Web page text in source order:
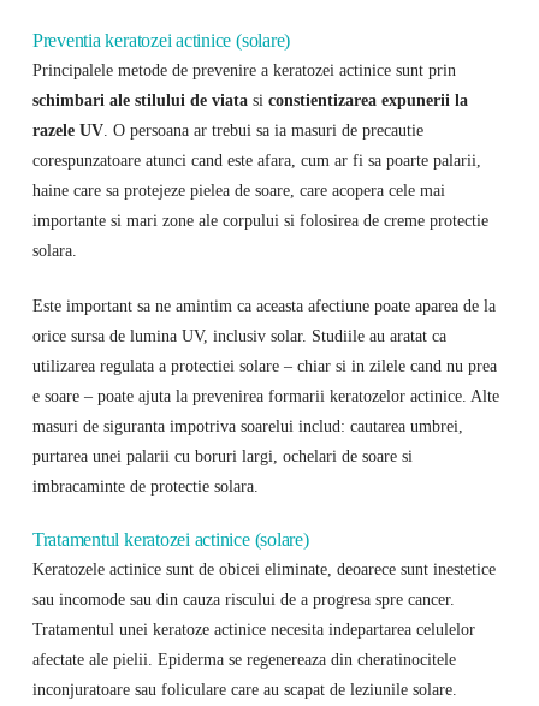
Preventia keratozei actinice (solare)
Principalele metode de prevenire a keratozei actinice sunt prin
schimbari ale stilului de viatasi constientizarea expunerii la
razele UV. O persoana ar trebui sa ia masuri de precautie
corespunzatoare atunci cand este afara, cum ar fi sa poarte palarii,
haine care sa protejeze pielea de soare, care acopera cele mai
importante si mari zone ale corpului si folosirea de creme protectie
solara.
Este important sa ne amintim ca aceasta afectiune poate aparea de la
orice sursa de lumina UV, inclusiv solar. Studiile au aratat ca
utilizarea regulata a protectiei solare – chiar si in zilele cand nu prea
e soare – poate ajuta la prevenirea formarii keratozelor actinice. Alte
masuri de siguranta impotriva soarelui includ: cautarea umbrei,
purtarea unei palarii cu boruri largi, ochelari de soare si
imbracaminte de protectie solara.
Tratamentul keratozei actinice (solare)
Keratozele actinice sunt de obicei eliminate, deoarece sunt inestetice
sau incomode sau din cauza riscului de a progresa spre cancer.
Tratamentul unei keratoze actinice necesita indepartarea celulelor
afectate ale pielii. Epiderma se regenereaza din cheratinocitele
inconjuratoare sau foliculare care au scapat de leziunile solare.